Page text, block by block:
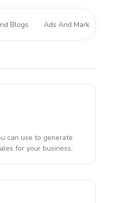
Blogs Ads And Marketing
can use to generate
for your business.